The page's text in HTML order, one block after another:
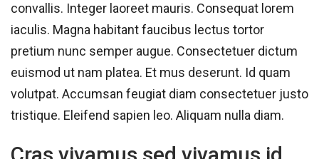
convallis. Integer laoreet mauris. Consequat lorem
iaculis. Magna habitant faucibus lectus tortor
pretium nunc semper augue. Consectetuer dictum
euismod ut nam platea. Et mus deserunt. Id quam
volutpat. Accumsan feugiat diam consectetuer justo
tristique. Eleifend sapien leo. Aliquam nulla diam.